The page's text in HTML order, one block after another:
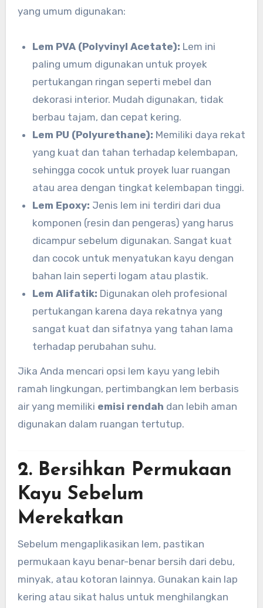
yang umum digunakan:
Lem PVA (Polyvinyl Acetate): Lem ini
paling umum digunakan untuk proyek
pertukangan ringan seperti mebel dan
dekorasi interior. Mudah digunakan, tidak
berbau tajam, dan cepat kering.
Lem PU (Polyurethane): Memiliki daya rekat
yang kuat dan tahan terhadap kelembapan,
sehingga cocok untuk proyek luar ruangan
atau area dengan tingkat kelembapan tinggi.
Lem Epoxy: Jenis lem ini terdiri dari dua
komponen (resin dan pengeras) yang harus
dicampur sebelum digunakan. Sangat kuat
dan cocok untuk menyatukan kayu dengan
bahan lain seperti logam atau plastik.
Lem Alifatik: Digunakan oleh profesional
pertukangan karena daya rekatnya yang
sangat kuat dan sifatnya yang tahan lama
terhadap perubahan suhu.
Jika Anda mencari opsi lem kayu yang lebih
ramah lingkungan, pertimbangkan lem berbasis
air yang memiliki emisi rendah dan lebih aman
digunakan dalam ruangan tertutup.
2. Bersihkan Permukaan
Kayu Sebelum
Merekatkan
Sebelum mengaplikasikan lem, pastikan
permukaan kayu benar-benar bersih dari debu,
minyak, atau kotoran lainnya. Gunakan kain lap
kering atau sikat halus untuk menghilangkan